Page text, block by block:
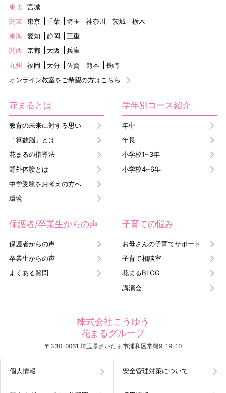
東北
宮城
関東
東京 千葉 埼玉 神奈川 茨城
栃木
東海
愛知 静岡
三重
関西
京都 大阪
兵庫
九州
福岡 大分 佐賀 熊本
長崎
オンライン教室をご希望の方はこちら
花まるとは
教育の未来に対する思い
「算数脳」とは
花まるの指導法
野外体験とは
中学受験をお考えの方へ
環境
学年別コース紹介
年中
年長
小学校1~3年
小学校4~6年
保護者/卒業生からの声
保護者からの声
卒業生からの声
よくある質問
子育ての悩み
お母さんの子育てサポート
子育て相談室
花まるBLOG
講演会
株式会社こうゆう
花まるグループ
〒330-0061 埼玉県さいたま市浦和区常盤9-19-10
個人情報 安全管理対策について